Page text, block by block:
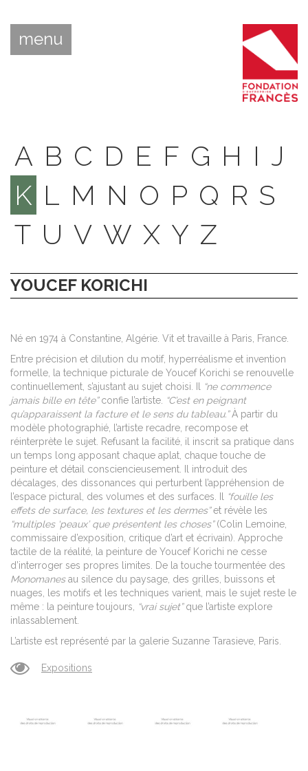
menu
A B C D E F G H I J
K L M N O P Q R S
T U V W X Y Z
YOUCEF KORICHI
Né en 1974 à Constantine, Algérie. Vit et travaille à Paris, France.
Entre précision et dilution du motif, hyperréalisme et invention
formelle, la technique picturale de Youcef Korichi se renouvelle
continuellement, s’ajustant au sujet choisi. Il
“ne commence
jamais bille en tête”confie l’artiste.
“C’est en peignant
qu’apparaissent la facture et le sens du tableau.”À partir du
modèle photographié, l’artiste recadre, recompose et
réinterprète le sujet. Refusant la facilité, il inscrit sa pratique dans
un temps long apposant chaque aplat, chaque touche de
peinture et détail consciencieusement. Il introduit des
décalages, des dissonances qui perturbent l’appréhension de
l’espace pictural, des volumes et des surfaces. Il
“fouille les
effets de surface, les textures et les dermes”et révèle les
“multiples ‘peaux’ que présentent les choses”(Colin Lemoine,
commissaire d’exposition, critique d’art et écrivain). Approche
tactile de la réalité, la peinture de Youcef Korichi ne cesse
d’interroger ses propres limites. De la touche tourmentée des
Monomanesau silence du paysage, des grilles, buissons et
nuages, les motifs et les techniques varient, mais le sujet reste le
même : la peinture toujours,
“vrai sujet”que l’artiste explore
inlassablement.
L’artiste est représenté par la galerie Suzanne Tarasieve, Paris.
Expositions